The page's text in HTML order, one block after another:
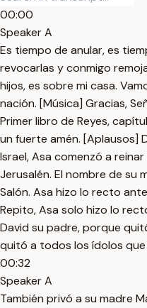
00:00
Speaker A
Es tiempo de anular, es
revocarlas y conmigo
hijos, es sobre mi casa.
nación. [Música] Gracias,
Primer libro de Reyes,
un fuerte amén. [Aplausos]
Israel, Asa comenzó a
Jerusalén. El nombre de su
Salón. Asa hizo lo recto
Repito, Asa solo hizo lo
David su padre, porque
quitó a todos los ídolos
00:32
Speaker A
También privó a su madre